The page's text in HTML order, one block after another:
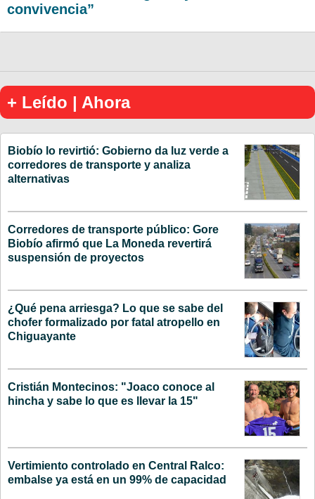
convivencia”
+ Leído | Ahora
Biobío lo revirtió: Gobierno da luz verde a
corredores de transporte y analiza
alternativas
Corredores de transporte público: Gore
Biobío afirmó que La Moneda revertirá
suspensión de proyectos
¿Qué pena arriesga? Lo que se sabe del
chofer formalizado por fatal atropello en
Chiguayante
Cristián Montecinos: "Joaco conoce al
hincha y sabe lo que es llevar la 15"
Vertimiento controlado en Central Ralco:
embalse ya está en un 99% de capacidad